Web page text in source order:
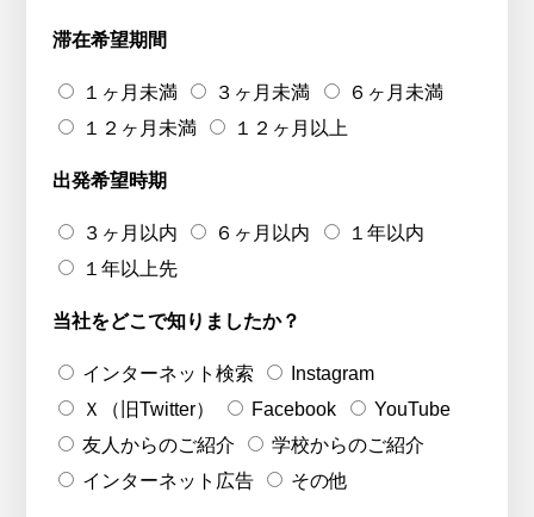
滞在希望期間
１ヶ月未満 ３ヶ月未満
６ヶ月未満
１２ヶ月未満
１２ヶ月以上
出発希望時期
３ヶ月以内 ６ヶ月以内
１年以内
１年以上先
当社をどこで知りましたか？
インターネット検索
Instagram
Ｘ（旧Twitter）
Facebook
YouTube
友人からのご紹介
学校からのご紹介
インターネット広告
その他